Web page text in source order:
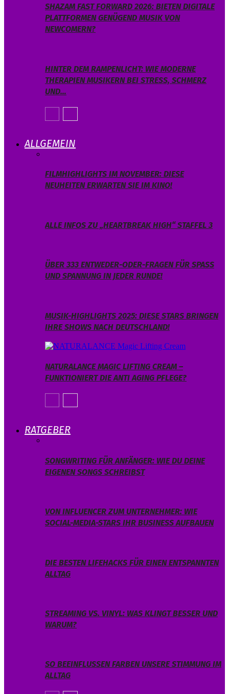
SHAZAM FAST FORWARD 2026: BIETEN DIGITALE
PLATTFORMEN GENÜGEND MUSIK VON
NEWCOMERN?
HINTER DEM RAMPENLICHT: WIE MODERNE
THERAPIEN MUSIKERN BEI STRESS, SCHMERZ
UND…
ALLGEMEIN
FILMHIGHLIGHTS IM NOVEMBER: DIESE
NEUHEITEN ERWARTEN SIE IM KINO!
ALLE INFOS ZU „HEARTBREAK HIGH“ STAFFEL 3
ÜBER 333 ENTWEDER-ODER-FRAGEN FÜR SPASS U
ND SPANNUNG IN JEDER RUNDE!
MUSIK-HIGHLIGHTS 2025: DIESE STARS BRINGEN
IHRE SHOWS NACH DEUTSCHLAND!
NATURALANCE MAGIC LIFTING CREAM –
FUNKTIONIERT DIE ANTI AGING PFLEGE?
RATGEBER
SONGWRITING FÜR ANFÄNGER: WIE DU DEINE
EIGENEN SONGS SCHREIBST
VON INFLUENCER ZUM UNTERNEHMER: WIE
SOCIAL-MEDIA-STARS IHR BUSINESS AUFBAUEN
DIE BESTEN LIFEHACKS FÜR EINEN ENTSPANNTEN
ALLTAG
STREAMING VS. VINYL: WAS KLINGT BESSER UND
WARUM?
SO BEEINFLUSSEN FARBEN UNSERE STIMMUNG IM
ALLTAG